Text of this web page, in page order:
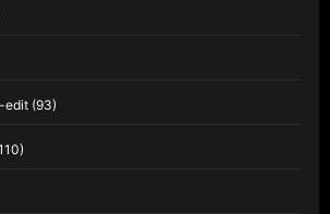
edit (93)